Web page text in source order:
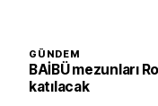
GÜNDEM
BAİBÜ mezunları
katılacak